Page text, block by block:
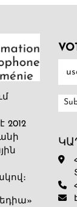
2012